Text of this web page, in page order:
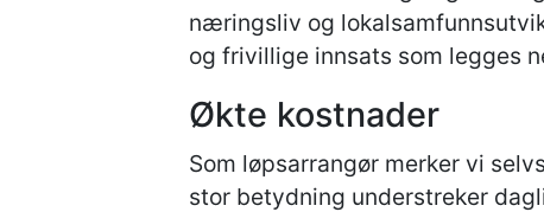
næringsliv og
og frivillige innsats som legges
Økte kostnader
Som løpsarrangør merker vi
stor betydning understreker